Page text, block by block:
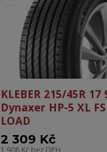
KLEBER 215/45R 17
Dynaxer HP-5 XL
LOAD
2 309 Kč